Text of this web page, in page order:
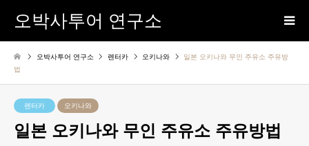
오박사투어 연구소
오박사투어 연구소 렌터카 오키나와
일본 오키나와 무인 주유소 주유방
법
렌터카 오키나와
일본 오키나와 무인 주유소 주유방법